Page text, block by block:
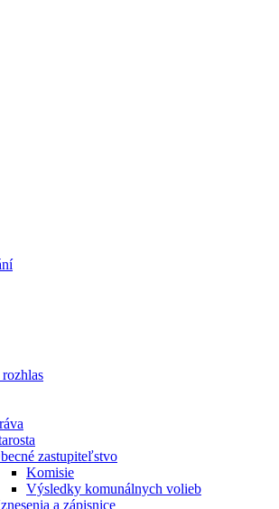
zastupiteľstvo
Komisie
Výsledky komunálnych volieb
a zápisnice